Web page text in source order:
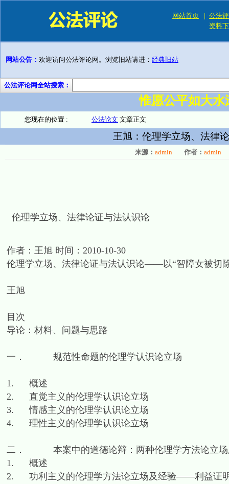
网站首页 | 公法
资料
网站公告： 欢迎访问公法评论网。浏览旧站请进： 经典旧站
公法评论网全站搜索：
惟愿公平如大
您现在的位置 : 公法论文 文章正文
王旭：伦理学立场、法律
来源： admin 作者： admin
伦理学立场、法律论证与法认识论
作者：王旭 时间：2010-10-30
伦理学立场、法律论证与法认识论——以“智障女被切
王旭
目次
导论：材料、问题与思路
一． 规范性命题的伦理学认识论立场
1. 概述
2. 直觉主义的伦理学认识论立场
3. 情感主义的伦理学认识论立场
4. 理性主义的伦理学认识论立场
二． 本案中的道德论辩：两种伦理学方法论立场
1. 概述
2. 功利主义的伦理学方法论立场及经验——利益证